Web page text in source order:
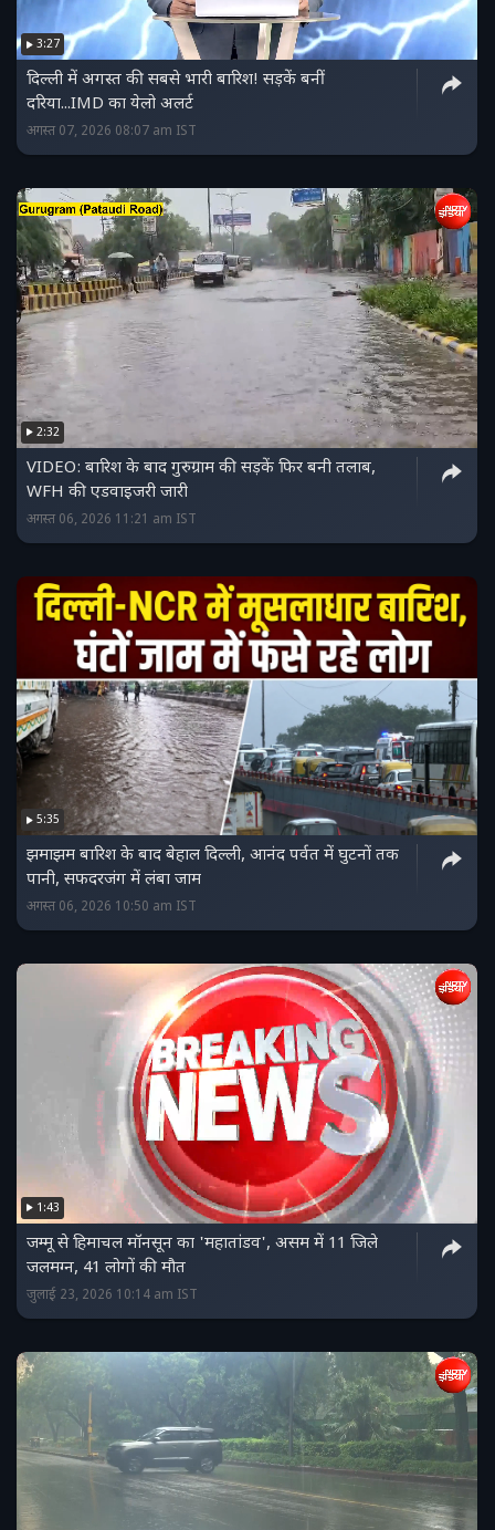
3:27
दिल्ली में अगस्त की सबसे भारी बारिश! सड़कें बनीं
दरिया...IMD का येलो अलर्ट
अगस्त 07, 2026 08:07 am IST
2:32
VIDEO: बारिश के बाद गुरुग्राम की सड़कें फिर बनी तलाब,
WFH की एडवाइजरी जारी
अगस्त 06, 2026 11:21 am IST
5:35
झमाझम बारिश के बाद बेहाल दिल्‍ली, आनंद पर्वत में घुटनों तक
पानी, सफदरजंग में लंबा जाम
अगस्त 06, 2026 10:50 am IST
1:43
जम्‍मू से हिमाचल मॉनसून का 'महातांडव', असम में 11 जिले
जलमग्न, 41 लोगों की मौत
जुलाई 23, 2026 10:14 am IST